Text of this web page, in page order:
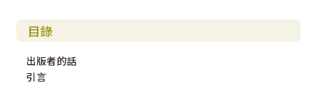
目錄
出版者的話
引言